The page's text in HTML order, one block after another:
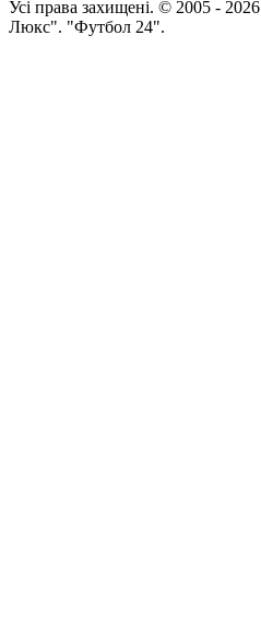
Усi права захищенi. © 2005 - 2026
Люкс". "Футбол 24".